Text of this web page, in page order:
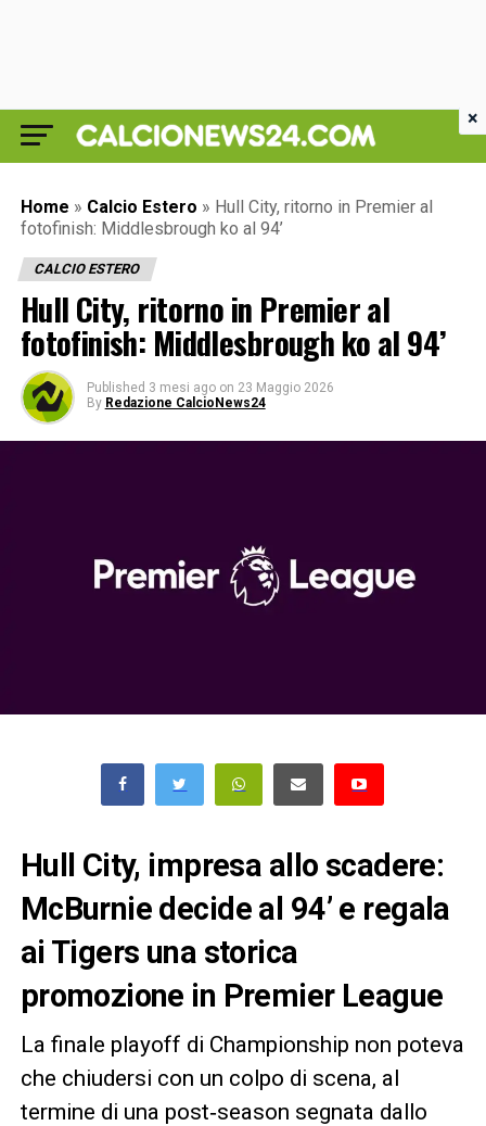
Home » Calcio Estero » Hull City, ritorno in Premier al
fotofinish: Middlesbrough ko al 94’
CALCIO ESTERO
Hull City, ritorno in Premier al
fotofinish: Middlesbrough ko al 94’
Published 3 mesi ago on 23 Maggio 2026
By Redazione CalcioNews24
Hull City, impresa allo scadere:
McBurnie decide al 94’ e regala
ai Tigers una storica
promozione in Premier League
La finale playoff di Championship non poteva
che chiudersi con un colpo di scena, al
termine di una post‑season segnata dallo
×